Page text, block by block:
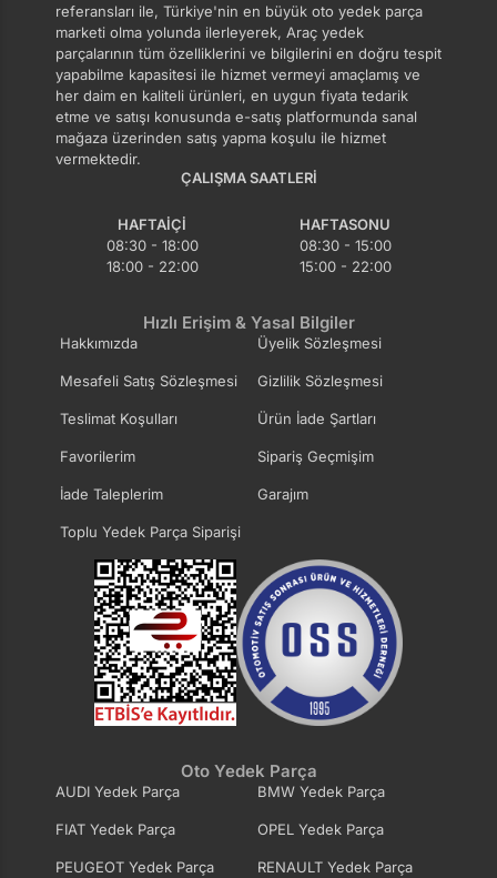
referansları ile, Türkiye'nin en büyük oto yedek parça
marketi olma yolunda ilerleyerek, Araç yedek
parçalarının tüm özelliklerini ve bilgilerini en doğru tespit
yapabilme kapasitesi ile hizmet vermeyi amaçlamış ve
her daim en kaliteli ürünleri, en uygun fiyata tedarik
etme ve satışı konusunda e-satış platformunda sanal
mağaza üzerinden satış yapma koşulu ile hizmet
vermektedir.
ÇALIŞMA SAATLERI
HAFTAIÇI
08:30 - 18:00
18:00 - 22:00
HAFTASONU
08:30 - 15:00
15:00 - 22:00
Hızlı Erişim & Yasal Bilgiler
Hakkımızda Üyelik Sözleşmesi
Mesafeli Satış Sözleşmesi Gizlilik Sözleşmesi
Teslimat Koşulları Ürün İade Şartları
Favorilerim Sipariş Geçmişim
İade Taleplerim Garajım
Toplu Yedek Parça Siparişi
Oto Yedek Parça
AUDI Yedek Parça BMW Yedek Parça
FIAT Yedek Parça OPEL Yedek Parça
PEUGEOT Yedek Parça RENAULT Yedek Parça